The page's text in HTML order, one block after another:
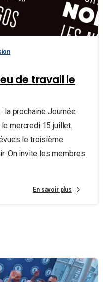
de travail le
la prochaine Journée
mercredi 15 juillet.
le troisième
On invite les membres
En savoir plus